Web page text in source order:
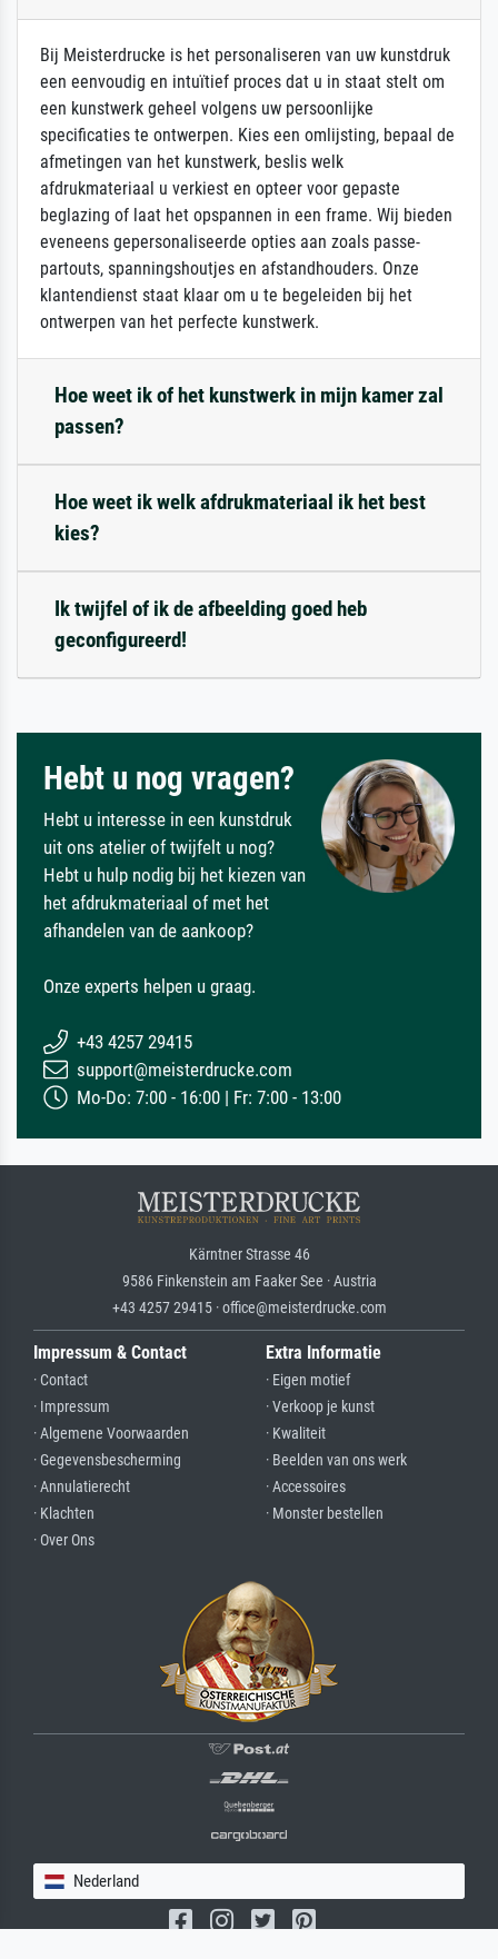
Bij Meisterdrucke is het personaliseren van uw kunstdruk
een eenvoudig en intuïtief proces dat u in staat stelt om
een kunstwerk geheel volgens uw persoonlijke
specificaties te ontwerpen. Kies een omlijsting, bepaal de
afmetingen van het kunstwerk, beslis welk
afdrukmateriaal u verkiest en opteer voor gepaste
beglazing of laat het opspannen in een frame. Wij bieden
eveneens gepersonaliseerde opties aan zoals passe-
partouts, spanningshoutjes en afstandhouders. Onze
klantendienst staat klaar om u te begeleiden bij het
ontwerpen van het perfecte kunstwerk.
Hoe weet ik of het kunstwerk in mijn kamer zal
passen?
Hoe weet ik welk afdrukmateriaal ik het best
kies?
Ik twijfel of ik de afbeelding goed heb
geconfigureerd!
Hebt u nog vragen?
Hebt u interesse in een kunstdruk
uit ons atelier of twijfelt u nog?
Hebt u hulp nodig bij het kiezen van
het afdrukmateriaal of met het
afhandelen van de aankoop?
Onze experts helpen u graag.
+43 4257 29415
support@meisterdrucke.com
Mo-Do: 7:00 - 16:00 | Fr: 7:00 - 13:00
Kärntner Strasse 46
9586 Finkenstein am Faaker See · Austria
+43 4257 29415 · office@meisterdrucke.com
Impressum & Contact
· Contact
· Impressum
· Algemene Voorwaarden
· Gegevensbescherming
· Annulatierecht
· Klachten
· Over Ons
Extra Informatie
· Eigen motief
· Verkoop je kunst
· Kwaliteit
· Beelden van ons werk
· Accessoires
· Monster bestellen
Nederland